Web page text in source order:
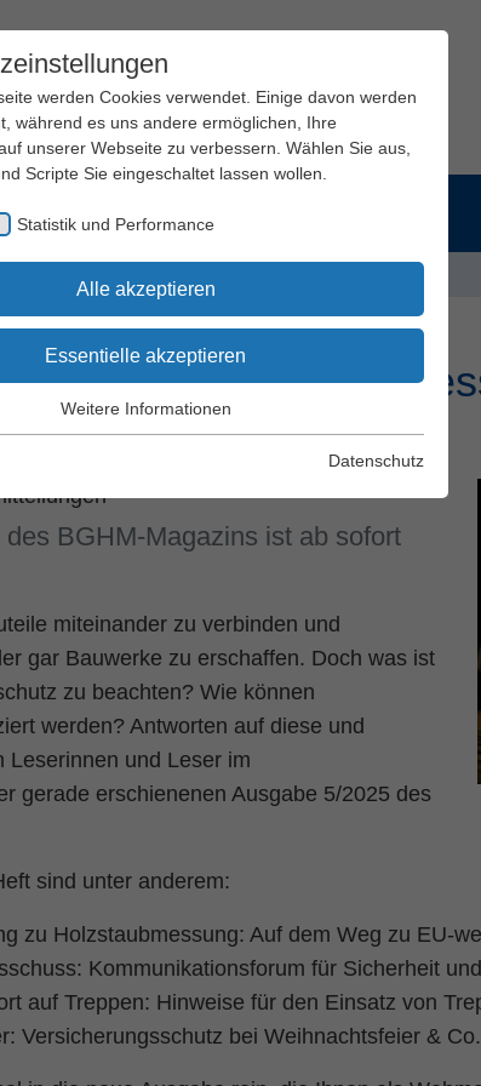
und Seminare
BGHM-Magazins ist ab sofort
miteinander zu verbinden und
gar Bauwerke zu erschaffen. Doch was ist
zu beachten? Wie können
werden? Antworten auf diese und
Leserinnen und Leser im
gerade erschienenen Ausgabe 5/2025 des
sind unter anderem:
zu Holzstaubmessung: Auf dem Weg zu EU-
Kommunikationsforum für Sicherheit
auf Treppen: Hinweise für den Einsatz von
Versicherungsschutz bei Weihnachtsfeier & Co.
werden Cookies verwendet. Einige davon werden
während es uns andere ermöglichen, Ihre
unserer Webseite zu verbessern. Wählen Sie aus,
Scripte Sie eingeschaltet lassen wollen.
Statistik und Performance
Alle akzeptieren
Essentielle akzeptieren
werden für grundlegende Funktionen der
Session
von TYPO3. Es speichert im Falle eines
Benutzer-Logins die Session ID mithilfe derer
der eingeloggte User wiedererkannt wird, um
PHPSESSID
php
Ende der Sitzung
PHPs Standard Sitzungs Identifikation
Cookie-Informationen
Weitere Informationen
Datenschutz